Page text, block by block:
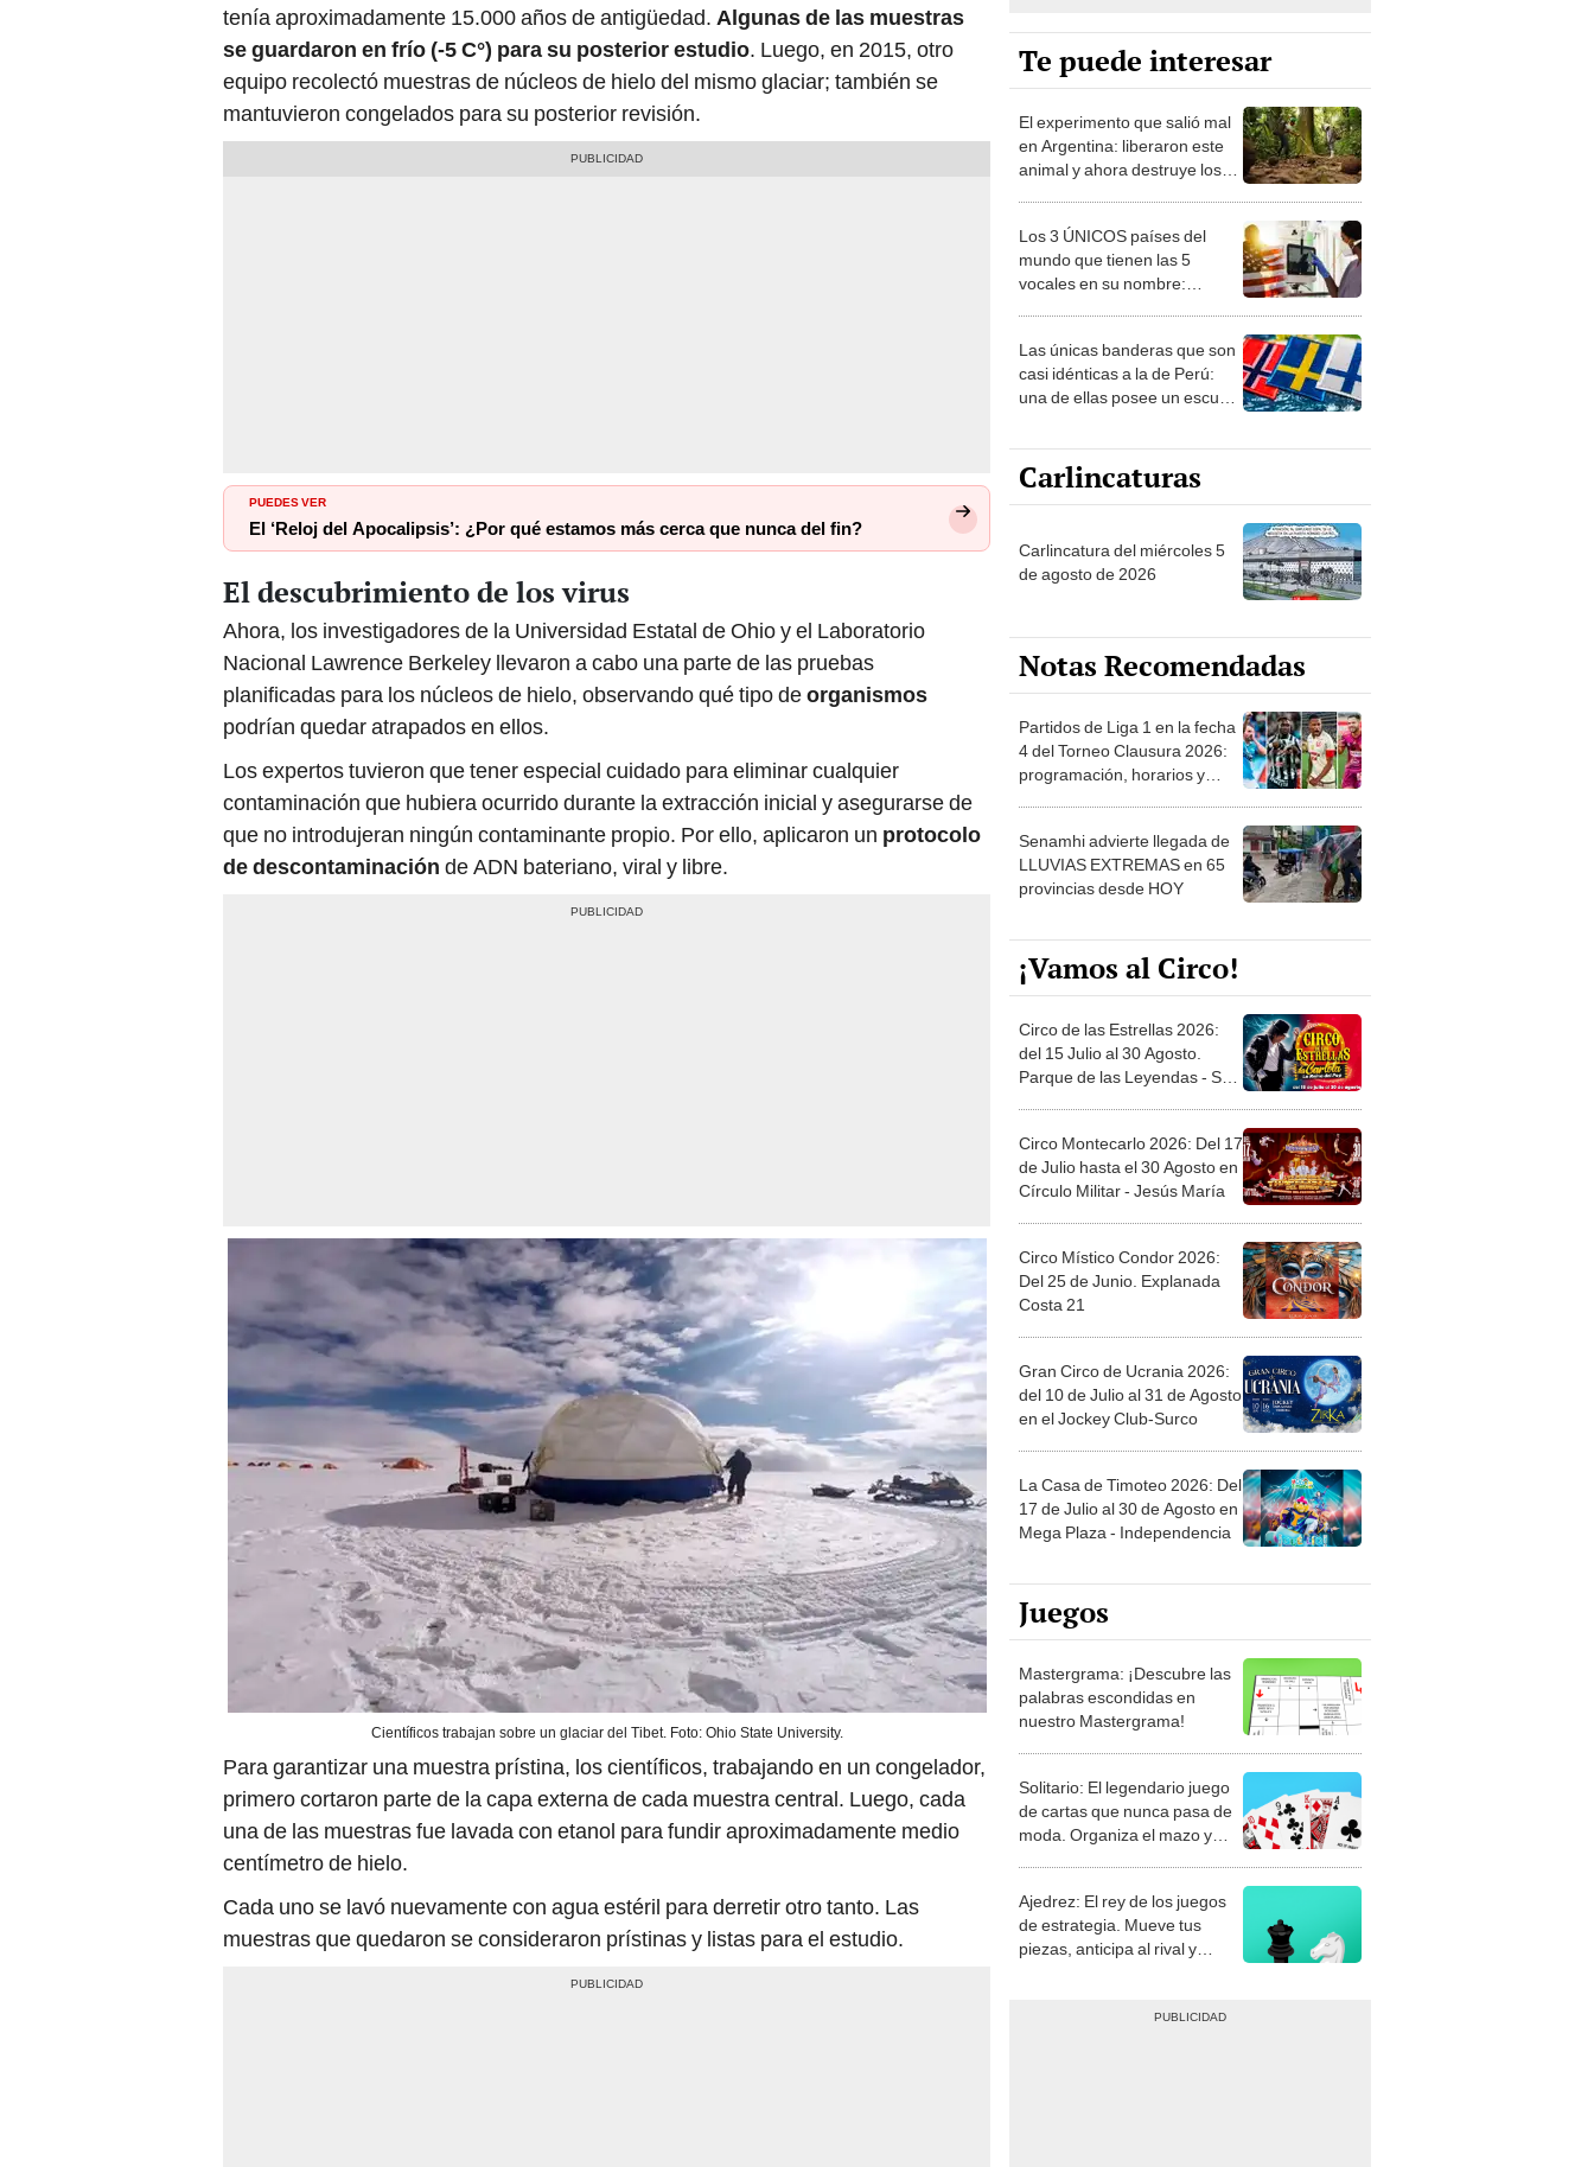
tenía aproximadamente 15.000 años de antigüedad. Algunas de las muestras
se guardaron en frío (-5 C°) para su posterior estudio. Luego, en 2015, otro
equipo recolectó muestras de núcleos de hielo del mismo glaciar; también se
mantuvieron congelados para su posterior revisión.
PUEDES VER
El ‘Reloj del Apocalipsis’: ¿Por qué estamos más cerca que nunca del fin?
El descubrimiento de los virus
Ahora, los investigadores de la Universidad Estatal de Ohio y el Laboratorio
Nacional Lawrence Berkeley llevaron a cabo una parte de las pruebas
planificadas para los núcleos de hielo, observando qué tipo deorganismos
podrían quedar atrapados en ellos.
Los expertos tuvieron que tener especial cuidado para eliminar cualquier
contaminación que hubiera ocurrido durante la extracción inicial y asegurarse de
que no introdujeran ningún contaminante propio. Por ello, aplicaron un protocolo
de descontaminación de ADN bateriano, viral y libre.
Científicos trabajan sobre un glaciar del Tibet. Foto: Ohio State University.
Para garantizar una muestra prístina, los científicos, trabajando en un congelador,
primero cortaron parte de la capa externa de cada muestra central. Luego, cada
una de las muestras fue lavada con etanol para fundir aproximadamente medio
centímetro de hielo.
Cada uno se lavó nuevamente con agua estéril para derretir otro tanto. Las
muestras que quedaron se consideraron prístinas y listas para el estudio.
Te puede interesar
El experimento que salió mal
en Argentina: liberaron este
animal y ahora destruye los
Los 3 ÚNICOS países del
mundo que tienen las 5
vocales en su nombre:
Las únicas banderas que son
casi idénticas a la de Perú:
una de ellas posee un escudo
Carlincaturas
Carlincatura del miércoles 5
de agosto de 2026
Notas Recomendadas
Partidos de Liga 1 en la fecha
4 del Torneo Clausura 2026:
programación, horarios y
Senamhi advierte llegada de
LLUVIAS EXTREMAS en 65
provincias desde HOY
¡Vamos al Circo!
Circo de las Estrellas 2026:
del 15 Julio al 30 Agosto.
Parque de las Leyendas - San
Circo Montecarlo 2026: Del 17
de Julio hasta el 30 Agosto en
Círculo Militar - Jesús María
Circo Místico Condor 2026:
Del 25 de Junio. Explanada
Costa 21
Gran Circo de Ucrania 2026:
del 10 de Julio al 31 de Agosto
en el Jockey Club-Surco
La Casa de Timoteo 2026: Del
17 de Julio al 30 de Agosto en
Mega Plaza - Independencia
Juegos
Mastergrama: ¡Descubre las
palabras escondidas en
nuestro Mastergrama!
Solitario: El legendario juego
de cartas que nunca pasa de
moda. Organiza el mazo y
Ajedrez: El rey de los juegos
de estrategia. Mueve tus
piezas, anticipa al rival y